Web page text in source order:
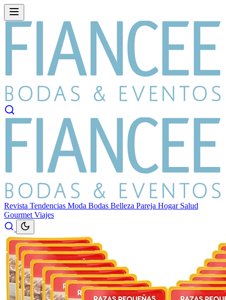
Revista Tendencias Moda Bodas Belleza Pareja Hogar Salud
Gourmet Viajes